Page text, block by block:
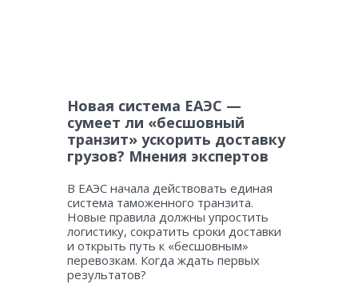
Новая система ЕАЭС —
сумеет ли «бесшовный
транзит» ускорить доставку
грузов? Мнения экспертов
В ЕАЭС начала действовать единая
система таможенного транзита.
Новые правила должны упростить
логистику, сократить сроки доставки
и открыть путь к «бесшовным»
перевозкам. Когда ждать первых
результатов?